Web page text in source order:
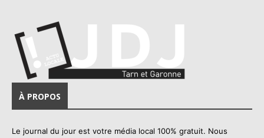
À PROPOS
Le journal du jour est votre média local 100% gratuit. Nous